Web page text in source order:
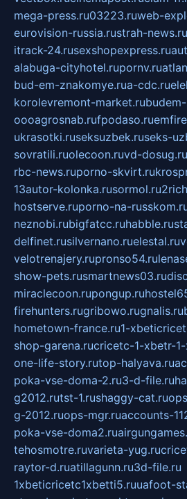
mega-press.ru03223.ruweb-
eurovision-russia.rustrah-news.ru
itrack-24.rusexshopexpress.ru
alabuga-cityhotel.rupornv.ru
bud-em-znakomye.rua-cdc.ru
korolevremont-market.ru
oooagrosnab.rufpodaso.ru
ukrasotki.ruseksuzbek.ruseks-
sovratili.ruolecoon.ruvd-dosug.ru
rbc-news.ruporno-skvirt.ru
13autor-kolonka.rusormol.ru
hostserve.ruporno-na-
neznobi.rubigfatcc.ruhabble.ru
delfinet.rusilvernano.ruelestal.ru
velotrenajery.rupronso54.ru
show-pets.rusmartnews03.ru
miraclecoon.rupongup.ru
firehunters.rugribowo.rugnalis.ru
hometown-france.ru1-
shop-garena.rucricetc-1-xbetr-
one-life-story.rutop-halyava.ru
poka-vse-doma-2.ru3-d-file.ru
g2012.rutst-1.rushaggy-cat.ru
g-2012.ruops-mgr.ruaccounts-
poka-vse-doma2.ru
tehosmotre.ruvarieta-yug.ru
raytor-d.ruatillagunn.ru3d-file.ru
1xbeticricetc1xbetti5.ruuafoot-